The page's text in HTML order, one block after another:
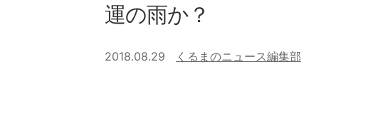
運の雨か？
2018.08.29 くるまのニュース編集部